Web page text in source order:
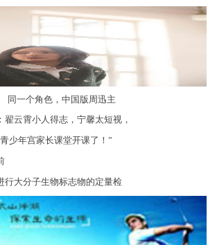
同一个角色，中国版周迅主
翟云霄小人得志，宁馨太短视，
少年宫家长课堂开课了！”
行大分子生物标志物的定量检